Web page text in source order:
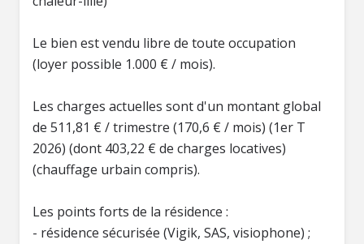
Le bien est vendu libre de toute occupation
(loyer possible 1.000 € / mois).
Les charges actuelles sont d'un montant global
de 511,81 € / trimestre (170,6 € / mois) (1er T
2026) (dont 403,22 € de charges locatives)
(chauffage urbain compris).
Les points forts de la résidence :
- résidence sécurisée (Vigik, SAS, visiophone) ;